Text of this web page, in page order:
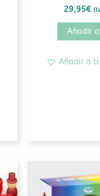
29,95€
Añadir
Añadir a